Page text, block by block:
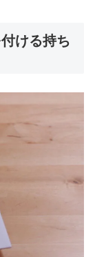
ける持ち